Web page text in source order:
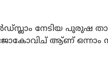
നേടിയ പുരുഷ
ആ്ണ് ഒന്നാം